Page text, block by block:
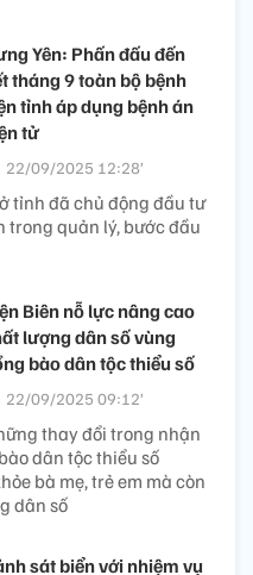
Yên: Phấn đấu đến
tháng 9 toàn bộ bệnh
tỉnh áp dụng bệnh án
tử
22/09/2025 12:28’
tỉnh đã chủ động đầu tư
trong quản lý, bước đầu
Biên nỗ lực nâng cao
lượng dân số vùng
bào dân tộc thiểu số
22/09/2025 09:12’
thay đổi trong nhận
dân tộc thiểu số
bà mẹ, trẻ em mà còn
dân số
sát biển với nhiệm vụ